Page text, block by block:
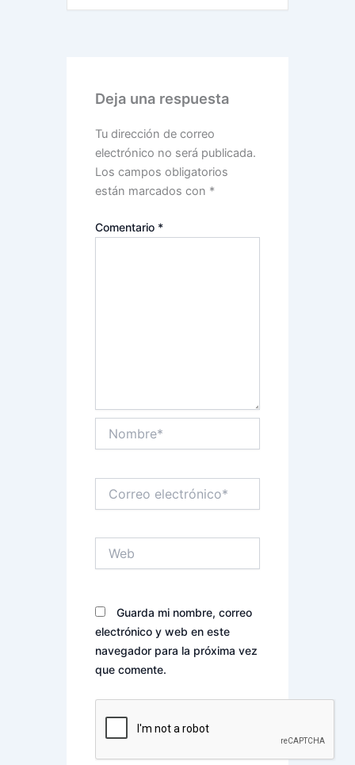
Deja una respuesta
Tu dirección de correo
electrónico no será publicada.
Los campos obligatorios
están marcados con *
Comentario *
electrónico*
Guarda mi nombre, correo
electrónico y web en este
navegador para la próxima vez
que comente.